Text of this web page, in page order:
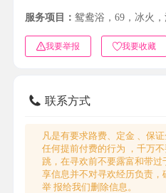
服务项目： 鸳鸯浴，69，冰火
我要举报 我要收藏
联系方式
凡是有要求路费、定金 、保
任何提前付费的行为 ，千万
跳，在寻欢前不要露富和带
享信息并不对寻欢经历负责
举 报给我们删除信息。